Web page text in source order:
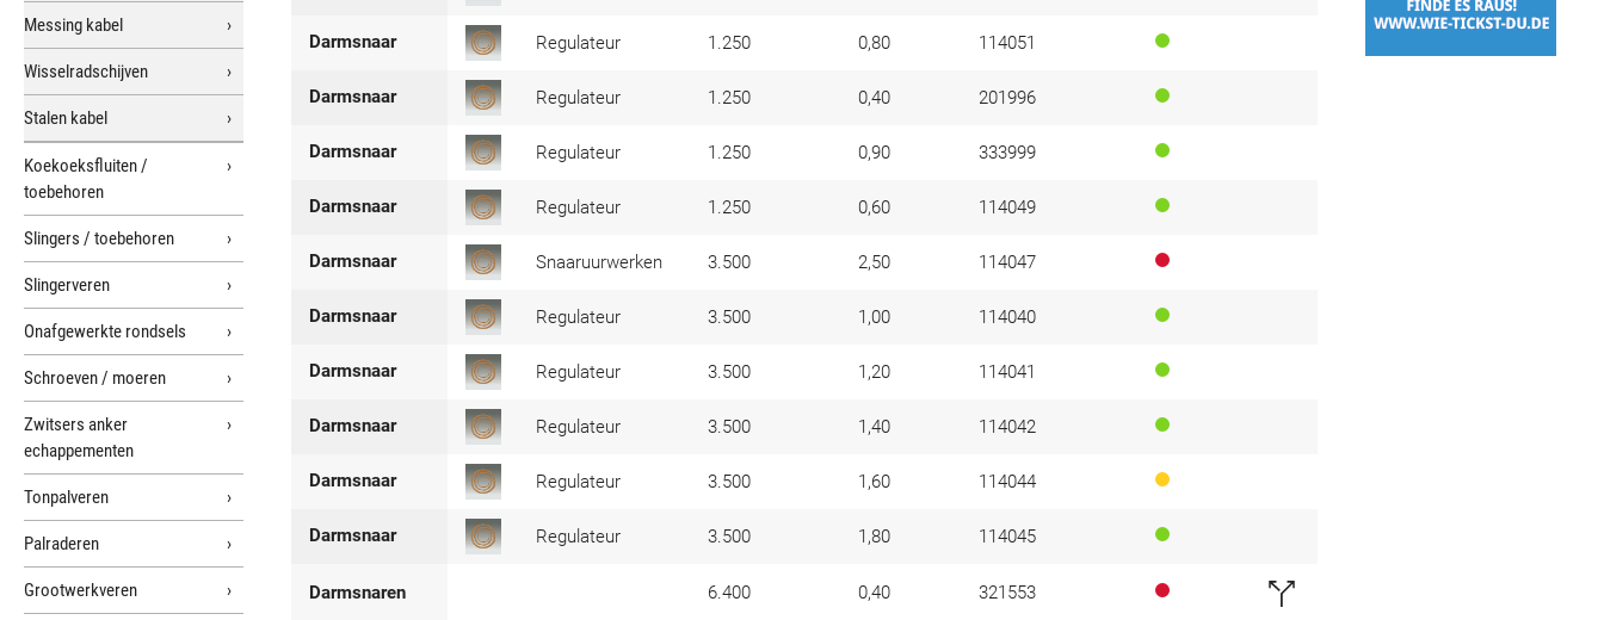
Messing kabel
Wisselradschijven
Stalen kabel
Koekoeksfluiten /
toebehoren
Slingers / toebehoren
Slingerveren
Onafgewerkte rondsels
Schroeven / moeren
Zwitsers anker
echappementen
Tonpalveren
Palraderen
Grootwerkveren
Darmsnaar Regulateur 1.250 0,80 114051
Darmsnaar Regulateur 1.250 0,40 201996
Darmsnaar Regulateur 1.250 0,90 333999
Darmsnaar Regulateur 1.250 0,60 114049
Darmsnaar Snaaruurwerken 3.500 2,50 114047
Darmsnaar Regulateur 3.500 1,00 114040
Darmsnaar Regulateur 3.500 1,20 114041
Darmsnaar Regulateur 3.500 1,40 114042
Darmsnaar Regulateur 3.500 1,60 114044
Darmsnaar Regulateur 3.500 1,80 114045
Darmsnaren 6.400 0,40 321553